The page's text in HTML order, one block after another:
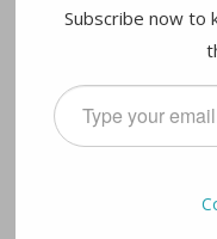
Subscribe now to
Type
your
email…